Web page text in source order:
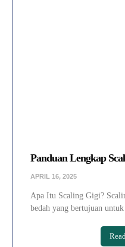
Panduan Lengkap
APRIL 16, 2025
Apa Itu Scaling Gigi?
bedah yang bertujuan